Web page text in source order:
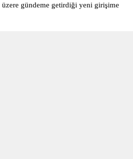
gündeme getirdiği yeni girişime